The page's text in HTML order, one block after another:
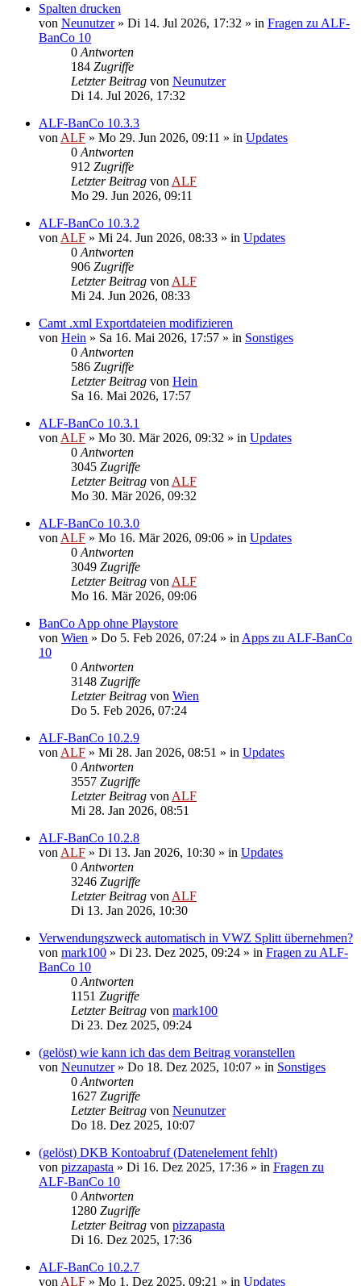
Spalten drucken
von Neunutzer» Di 14. Jul 2026, 17:32 » in Fragen zu ALF-
BanCo 10
0 Antworten
184 Zugriffe
Letzter Beitrag von Neunutzer
Di 14. Jul 2026, 17:32
ALF-BanCo 10.3.3
von ALF » Mo 29. Jun 2026, 09:11 » in Updates
0 Antworten
912 Zugriffe
Letzter Beitrag von ALF
Mo 29. Jun 2026, 09:11
ALF-BanCo 10.3.2
von ALF » Mi 24. Jun 2026, 08:33 » in Updates
0 Antworten
906 Zugriffe
Letzter Beitrag von ALF
Mi 24. Jun 2026, 08:33
Camt .xml Exportdateien modifizieren
von Hein » Sa 16. Mai 2026, 17:57 » in Sonstiges
0 Antworten
586 Zugriffe
Letzter Beitrag von Hein
Sa 16. Mai 2026, 17:57
ALF-BanCo 10.3.1
von ALF » Mo 30. Mär 2026, 09:32 » in Updates
0 Antworten
3045 Zugriffe
Letzter Beitrag von ALF
Mo 30. Mär 2026, 09:32
ALF-BanCo 10.3.0
von ALF » Mo 16. Mär 2026, 09:06 » in Updates
0 Antworten
3049 Zugriffe
Letzter Beitrag von ALF
Mo 16. Mär 2026, 09:06
BanCo App ohne Playstore
von Wien » Do 5. Feb 2026, 07:24 » in Apps zu ALF-BanCo
10
0 Antworten
3148 Zugriffe
Letzter Beitrag von Wien
Do 5. Feb 2026, 07:24
ALF-BanCo 10.2.9
von ALF » Mi 28. Jan 2026, 08:51 » in Updates
0 Antworten
3557 Zugriffe
Letzter Beitrag von ALF
Mi 28. Jan 2026, 08:51
ALF-BanCo 10.2.8
von ALF » Di 13. Jan 2026, 10:30 » in Updates
0 Antworten
3246 Zugriffe
Letzter Beitrag von ALF
Di 13. Jan 2026, 10:30
Verwendungszweck automatisch in VWZ Splitt übernehmen?
von mark100 » Di 23. Dez 2025, 09:24 » in Fragen zu ALF-
BanCo 10
0 Antworten
1151 Zugriffe
Letzter Beitrag von mark100
Di 23. Dez 2025, 09:24
(gelöst) wie kann ich das dem Beitrag voranstellen
von Neunutzer» Do 18. Dez 2025, 10:07 » in Sonstiges
0 Antworten
1627 Zugriffe
Letzter Beitrag von Neunutzer
Do 18. Dez 2025, 10:07
(gelöst) DKB Kontoabruf (Datenelement fehlt)
von pizzapasta » Di 16. Dez 2025, 17:36 » in Fragen zu
ALF-BanCo 10
0 Antworten
1280 Zugriffe
Letzter Beitrag von pizzapasta
Di 16. Dez 2025, 17:36
ALF-BanCo 10.2.7
von ALF » Mo 1. Dez 2025, 09:21 » in Updates